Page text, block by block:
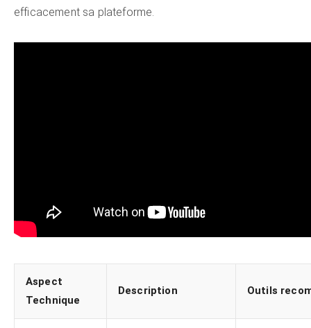
efficacement sa plateforme.
Aspect
Technique
Description Outils